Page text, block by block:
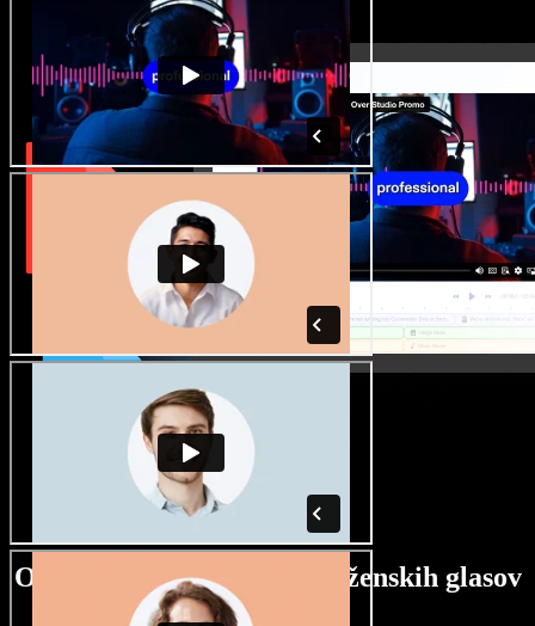
Ogromna izbira moških in ženskih glasov
ter naglasov